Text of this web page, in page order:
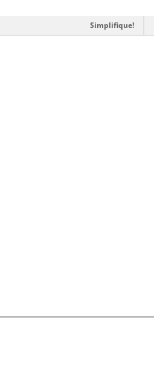
Simplifique!